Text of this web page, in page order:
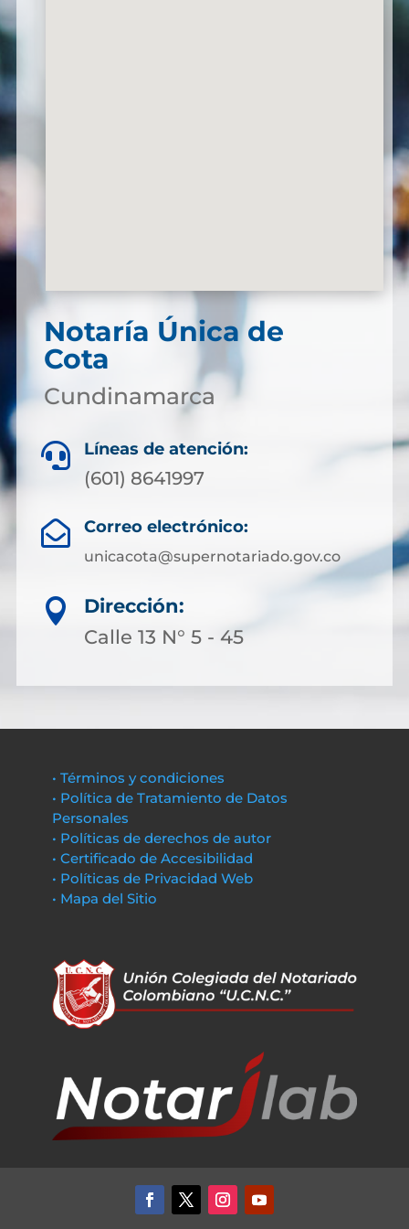
Notaría Única de
Cota
Cundinamarca
 Líneas de atención:
(601) 8641997
 Correo electrónico:
unicacota@supernotariado.gov.co

Dirección:
Calle 13 N° 5 - 45
• Términos y condiciones
• Política de Tratamiento de Datos
Personales
• Políticas de derechos de autor
• Certificado de Accesibilidad
• Políticas de Privacidad Web
• Mapa del Sitio